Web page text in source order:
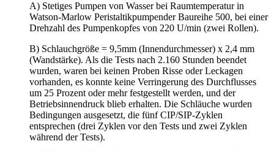
A) Stetiges Pumpen von Wasser bei Raumtemperatur in
Watson-Marlow Peristaltikpumpender Baureihe 500, bei einer
Drehzahl des Pumpenkopfes von 220 U/min (zwei Rollen).
B) Schlauchgröße = 9,5mm (Innendurchmesser) x 2,4 mm
(Wandstärke). Als die Tests nach 2.160 Stunden beendet
wurden, waren bei keinen Proben Risse oder Leckagen
vorhanden, es konnte keine Verringerung des Durchflusses
um 25 Prozent oder mehr festgestellt werden, und der
Betriebsinnendruck blieb erhalten. Die Schläuche wurden
Bedingungen ausgesetzt, die fünf CIP/SIP-Zyklen
entsprechen (drei Zyklen vor den Tests und zwei Zyklen
während der Tests).